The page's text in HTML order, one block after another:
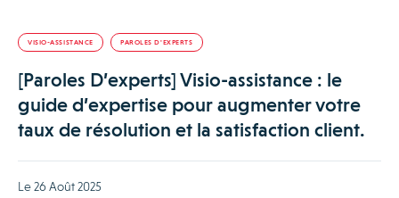
VISIO-ASSISTANCE PAROLES D'EXPERTS
[Paroles D’experts] Visio-assistance : le
guide d’expertise pour augmenter votre
taux de résolution et la satisfaction client.
Le 26 Août 2025